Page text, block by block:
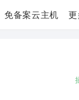
免备案云主机